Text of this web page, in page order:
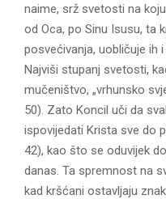
naime, srž svetosti na
od Oca, po Sinu Isusu, ta
posvećivanja, uobličuje ih
Najviši stupanj svetosti,
mučeništvo, „vrhunsko
50). Zato Koncil uči da
ispovijedati Krista sve do
42), kao što se oduvijek
danas. Ta spremnost na
kad kršćani ostavljaju